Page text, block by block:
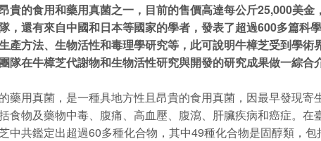
貴的食用和藥用真菌之一，目前的售價高達每公斤25,000美
，還有來自中國和日本等國家的學者，發表了超過600多篇科
產方法、生物活性和毒理學研究等，此可說明牛樟芝受到學
隊在牛樟芝代謝物和生物活性研究與開發的研究成果做一綜合
用真菌，是一種具地方性且昂貴的食用真菌，因最早發現寄
食物及藥物中毒、腹痛、高血壓、腹瀉、肝臟疾病和癌症。
中共鑑定出超過60多種化合物，其中49種化合物是固醇類，包